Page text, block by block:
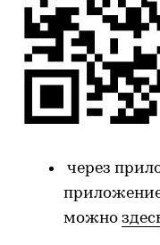
через
можно